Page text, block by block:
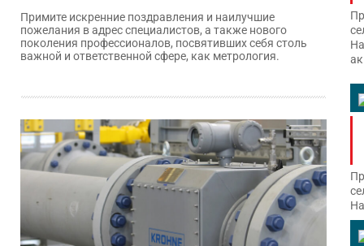
Примите искренние поздравления и наилучшие
пожелания в адрес специалистов, а также нового
поколения профессионалов, посвятивших себя столь
важной и ответственной сфере, как метрология.